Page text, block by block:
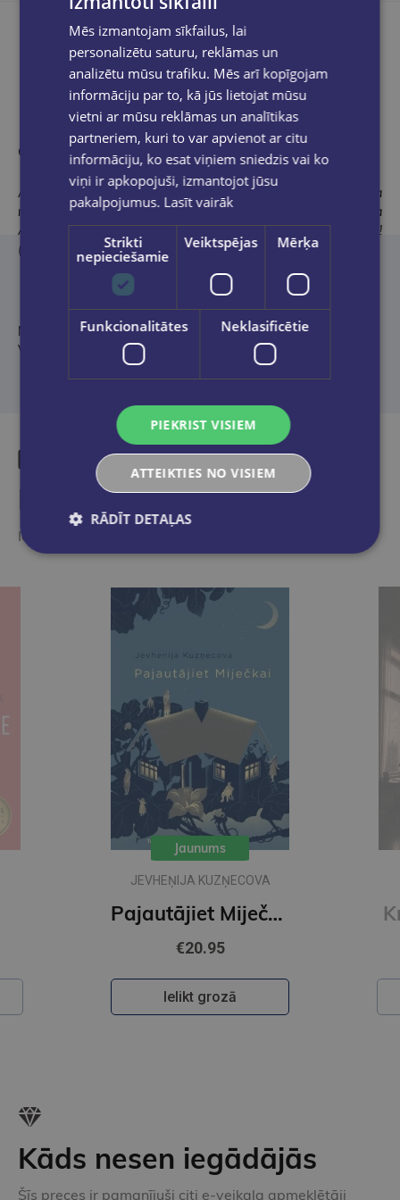
Produkta apraksts
Omulīgi izklaidējošs detektīvromāns (TheSunday Telegraph)
Anna Klīvsa meistarīgi notur intrigu, to palēnām atšķetinot visa
romāna garumā. Plūstošā valoda un stāstījuma apliecina, ka
Annai Klīvsai ir dabas dots detektīvromānu rakstnieces talants!
(Daily Express)
No angļu valodas tulkojusi Lilija Berzinska
Vāka mākslinieks Jānis Sproģis
Līdzīgas preces
Ieskaties, varbūt noder
Jaunums
JEVHEŅIJA KUZŅECOVA
Pajautājiet Miječkai
€20.95
Ielikt grozā
Kāds nesen iegādājās
Šīs preces ir pamanījuši citi e-veikala apmeklētāji
Mēs izmantojam sīkfailus, lai
personalizētu saturu, reklāmas un
analizētu mūsu trafiku. Mēs arī kopīgojam
informāciju par to, kā jūs lietojat mūsu
vietni ar mūsu reklāmas un analītikas
partneriem, kuri to var apvienot ar citu
informāciju, ko esat viņiem sniedzis vai ko
viņi ir apkopojuši, izmantojot jūsu
pakalpojumus. Lasīt vairāk
Strikti
nepieciešamie
Veiktspējas Mērķa
Funkcionalitātes Neklasificētie
PIEKRIST VISIEM
ATTEIKTIES NO VISIEM
RĀDĪT DETAĻAS